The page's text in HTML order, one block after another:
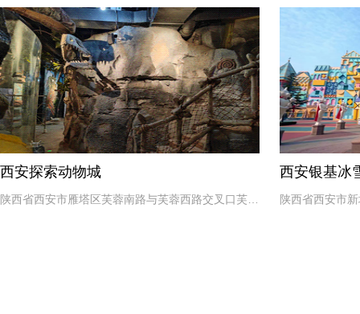
西安探索动物城
陕西省西安市雁塔区芙蓉南路与芙蓉西路交叉口芙蓉
西安银基冰
陕西省西安市